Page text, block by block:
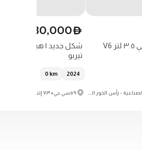
هيونداي سانتافي دفع رباعي ٣.٥ لتر V6
D
130,000
تيربو
2024
0 km